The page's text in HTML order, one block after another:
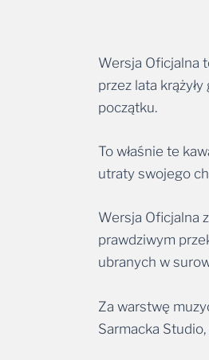
Wersja Oficjalna
przez lata
początku.
To właśnie te
utraty swojego
Wersja Oficjalna
prawdziwym
ubranych w
Za warstwę
Sarmacka